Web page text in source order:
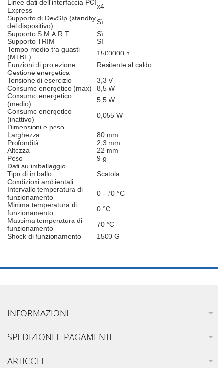
Linee dati dell'interfaccia PCI
Express
x4
Supporto di DevSIp (standby
del dispositivo)
Sì
Supporto S.M.A.R.T.
Sì
Supporto TRIM
Sì
Tempo medio tra guasti
(MTBF)
1500000 h
Funzioni di protezione
Resitente al caldo
Gestione energetica
Tensione di esercizio
3,3 V
Consumo energetico (max)
8,5 W
Consumo energetico
(medio)
5,5 W
Consumo energetico
(inattivo)
0,055 W
Dimensioni e peso
Larghezza
80 mm
Profondità
2,3 mm
Altezza
22 mm
Peso
9 g
Dati su imballaggio
Tipo di imballo
Scatola
Condizioni ambientali
Intervallo temperatura di
funzionamento
0 - 70 °C
Minima temperatura di
funzionamento
0 °C
Massima temperatura di
funzionamento
70 °C
Shock di funzionamento
1500 G
INFORMAZIONI
SPEDIZIONI E PAGAMENTI
ARTICOLI